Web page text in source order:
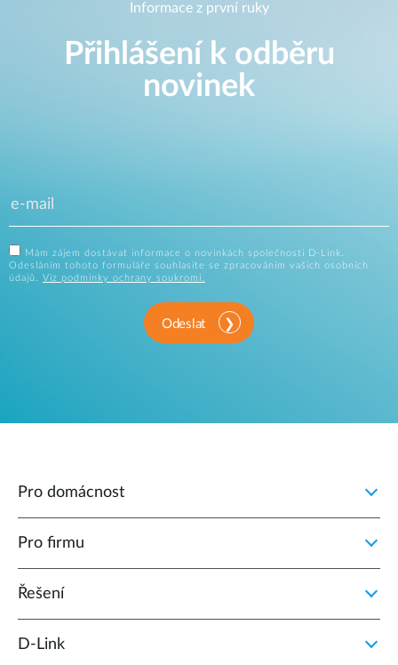
Informace z první ruky
Přihlášení k odběru
novinek
Mám zájem dostávat informace o novinkách společnosti D-Link.
Odesláním tohoto formuláře souhlasíte se zpracováním vašich osobních
údajů. Viz podmínky ochrany soukromí.
Odeslat
Pro domácnost
Pro firmu
Řešení
D‑Link